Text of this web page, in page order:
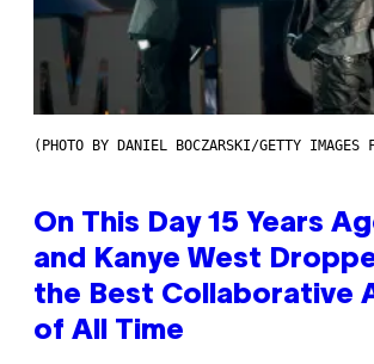
(PHOTO BY DANIEL BOCZARSKI/GETTY IMAGES
On This Day 15 Years
and Kanye West
the Best Collaborative
of All Time